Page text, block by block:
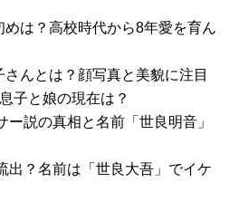
は？高校時代から8年愛を育ん
んとは？顔写真と美貌に注目
子と娘の現在は？
ー説の真相と名前「世良明音」
出？名前は「世良大吾」でイケ